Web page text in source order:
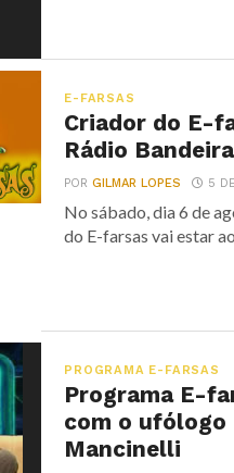
E-FARSAS
Criador do E-
Rádio
PORGILMAR LOPES 5
No sábado, dia 6 de
do E-farsas vai estar
PROGRAMA E-FARSAS
Programa E-
com o ufólogo
Mancinelli